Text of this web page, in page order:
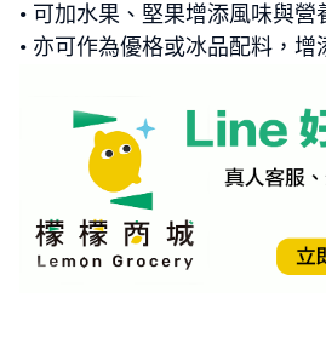
• 可加水果、堅果增添風味與營
• 亦可作為優格或冰品配料，增